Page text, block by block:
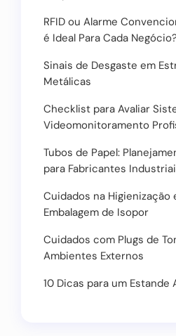
RFID ou Alarme
é Ideal Para Cada
Sinais de Desgaste em
Metálicas
Checklist para Avaliar
Videomonitoramento
Tubos de Papel:
para Fabricantes
Cuidados na Higienização
Embalagem de Isopor
Cuidados com Plugs de
Ambientes Externos
10 Dicas para um Estande